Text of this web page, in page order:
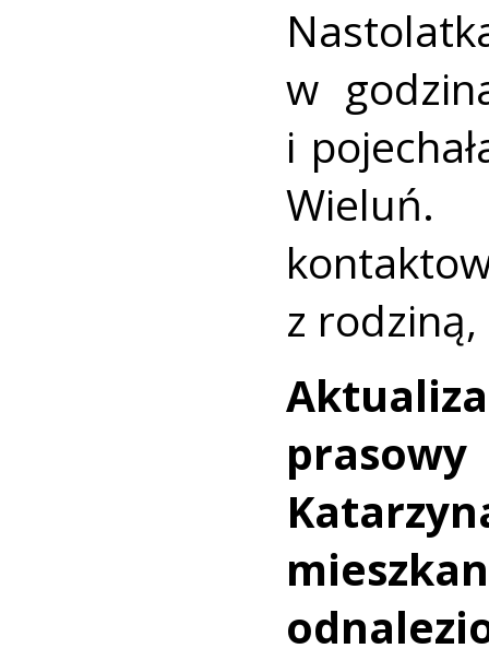
w
i
z rodziną,
prasowy